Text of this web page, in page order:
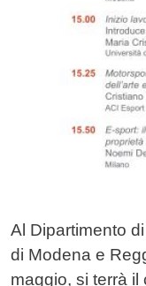
Al Dipartimento
di Modena e
maggio, si terrà il